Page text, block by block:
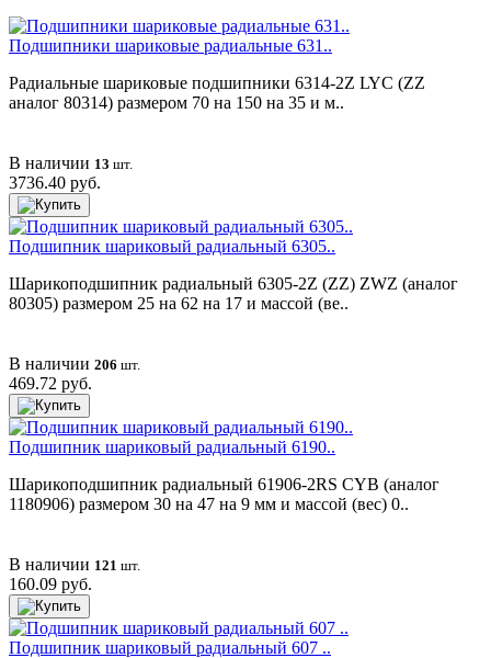
Подшипники шариковые радиальные 631..
Радиальные шариковые подшипники 6314-2Z LYC (ZZ
аналог 80314) размером 70 на 150 на 35 и м..
В наличии 13 шт.
3736.40 руб.
Подшипник шариковый радиальный 6305..
Шарикоподшипник радиальный 6305-2Z (ZZ) ZWZ (аналог
80305) размером 25 на 62 на 17 и массой (ве..
В наличии 206 шт.
469.72 руб.
Подшипник шариковый радиальный 6190..
Шарикоподшипник радиальный 61906-2RS CYB (аналог
1180906) размером 30 на 47 на 9 мм и массой (вес) 0..
В наличии 121 шт.
160.09 руб.
Подшипник шариковый радиальный 607 ..